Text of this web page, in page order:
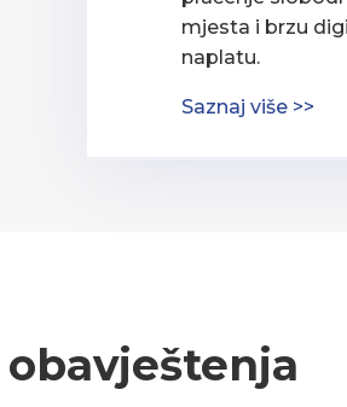
mjesta i brzu
naplatu.
Saznaj više >>